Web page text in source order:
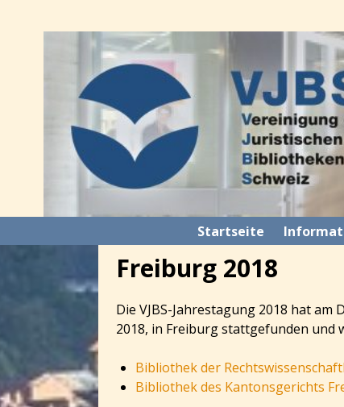
Startseite
Freiburg 2018
Die VJBS-Jahrestagung 2018 hat
2018, in Freiburg stattgefunden
Bibliothek der
Bibliothek des Kantonsgerichts